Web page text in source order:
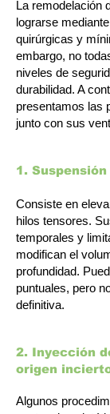
La remodelación
lograrse
quirúrgicas y
embargo, no
niveles de
durabilidad. A
presentamos las
junto con sus
1.
Consiste en
hilos tensores.
temporales y
modifican el
profundidad.
puntuales, pero
definitiva.
2. Inyección
origen
Algunos